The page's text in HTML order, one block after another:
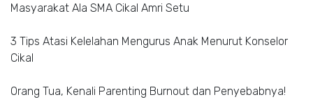
Masyarakat Ala SMA Cikal Amri Setu
3 Tips Atasi Kelelahan Mengurus Anak Menurut Konselor
Cikal
Orang Tua, Kenali Parenting Burnout dan Penyebabnya!